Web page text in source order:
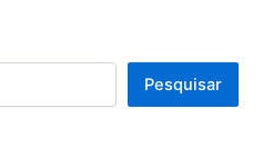
Pesquisar